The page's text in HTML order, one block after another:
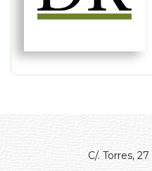
C/. Torres,